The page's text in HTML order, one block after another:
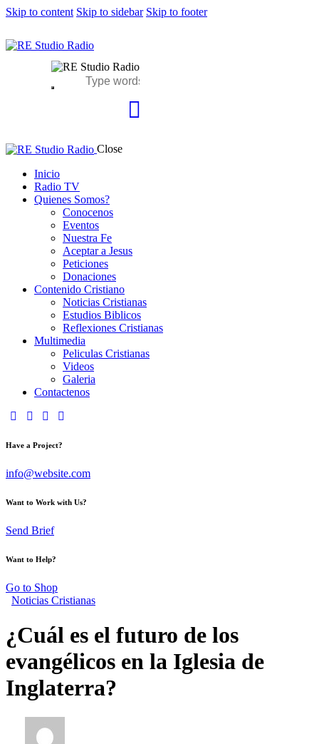
Skip to content Skip to sidebar Skip to footer
Close
Inicio
Radio TV
Quienes Somos?
Conocenos
Eventos
Nuestra Fe
Aceptar a Jesus
Peticiones
Donaciones
Contenido Cristiano
Noticias Cristianas
Estudios Biblicos
Reflexiones Cristianas
Multimedia
Peliculas Cristianas
Videos
Galeria
Contactenos
Have a Project?
info@website.com
Want to Work with Us?
Send Brief
Want to Help?
Go to Shop
Noticias Cristianas
¿Cuál es el futuro de los
evangélicos en la Iglesia de
Inglaterra?